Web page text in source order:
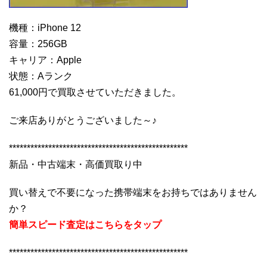
機種：iPhone 12
容量：256GB
キャリア：Apple
状態：Aランク
61,000円で買取させていただきました。
ご来店ありがとうございました～♪
**************************************************
新品・中古端末・高価買取り中
買い替えで不要になった携帯端末をお持ちではありません
か？
簡単スピード査定はこちらをタップ